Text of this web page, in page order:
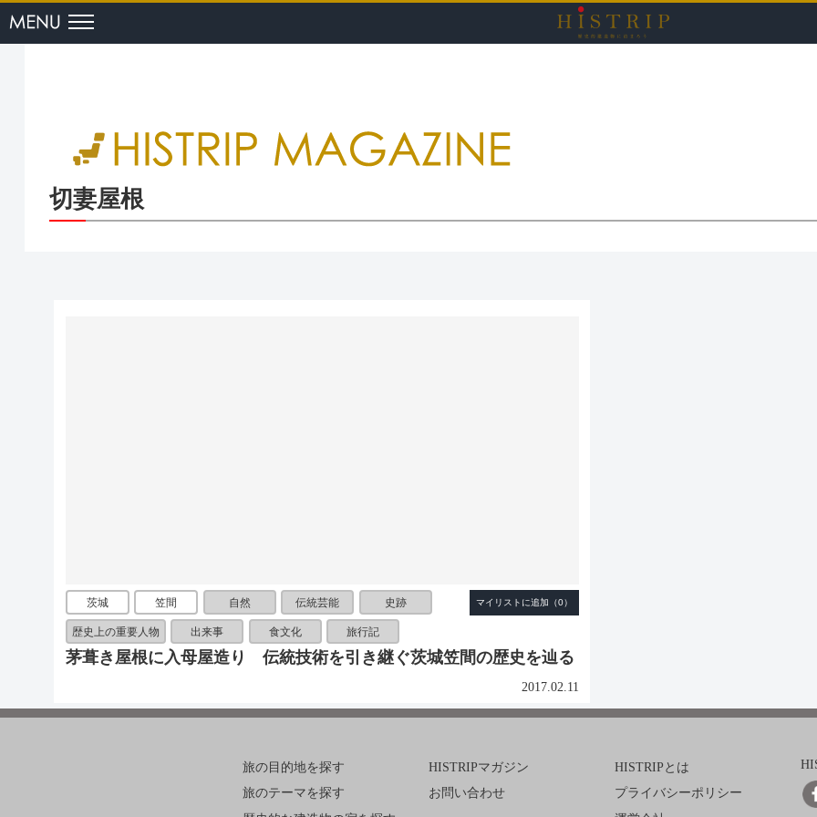
HISTRIP（
切妻屋根
茨城 笠間 自然 伝統芸能 史跡
歴史上の重要人物 出来事 食文化 旅行記
茅葺き屋根に入母屋造り 伝統技術を引き継ぐ茨城笠間の歴史を辿る
2017.02.11
旅の目的地を探す
旅のテーマを探す
HISTRIPマガジン
お問い合わせ
HISTRIPとは
プライバシーポリシー